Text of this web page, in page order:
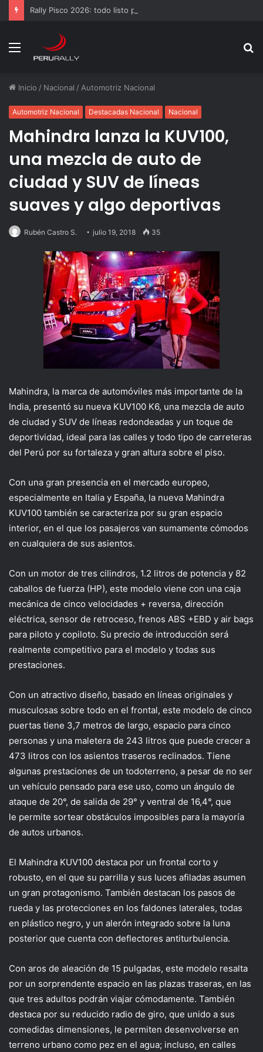
Rally Pisco 2026: todo listo para la gran final del RallyACP
Menú
Inicio / Nacional / Automotriz Nacional
Automotriz Nacional Destacadas Nacional Nacional
Mahindra lanza la KUV100,
una mezcla de auto de
ciudad y SUV de líneas
suaves y algo deportivas
Rubén Castro S. julio 19, 2018 35
Mahindra, la marca de automóviles más importante de la
India, presentó su nueva KUV100 K6, una mezcla de auto
de ciudad y SUV de líneas redondeadas y un toque de
deportividad, ideal para las calles y todo tipo de carreteras
del Perú por su fortaleza y gran altura sobre el piso.
Con una gran presencia en el mercado europeo,
especialmente en Italia y España, la nueva Mahindra
KUV100 también se caracteriza por su gran espacio
interior, en el que los pasajeros van sumamente cómodos
en cualquiera de sus asientos.
Con un motor de tres cilindros, 1.2 litros de potencia y 82
caballos de fuerza (HP), este modelo viene con una caja
mecánica de cinco velocidades + reversa, dirección
eléctrica, sensor de retroceso, frenos ABS +EBD y air bags
para piloto y copiloto. Su precio de introducción será
realmente competitivo para el modelo y todas sus
prestaciones.
Con un atractivo diseño, basado en líneas originales y
musculosas sobre todo en el frontal, este modelo de cinco
puertas tiene 3,7 metros de largo, espacio para cinco
personas y una maletera de 243 litros que puede crecer a
473 litros con los asientos traseros reclinados. Tiene
algunas prestaciones de un todoterreno, a pesar de no ser
un vehículo pensado para ese uso, como un ángulo de
ataque de 20°, de salida de 29° y ventral de 16,4°, que
le permite sortear obstáculos imposibles para la mayoría
de autos urbanos.
El Mahindra KUV100 destaca por un frontal corto y
robusto, en el que su parrilla y sus luces afiladas asumen
un gran protagonismo. También destacan los pasos de
rueda y las protecciones en los faldones laterales, todas
en plástico negro, y un alerón integrado sobre la luna
posterior que cuenta con deflectores antiturbulencia.
Con aros de aleación de 15 pulgadas, este modelo resalta
por un sorprendente espacio en las plazas traseras, en las
que tres adultos podrán viajar cómodamente. También
destaca por su reducido radio de giro, que unido a sus
comedidas dimensiones, le permiten desenvolverse en
terreno urbano como pez en el agua; incluso, en calles